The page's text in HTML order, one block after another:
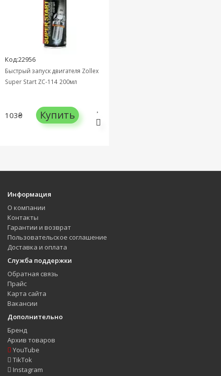
Код:22956
Быстрый запуск двигателя Zollex
Super Start ZC-114 200мл
103₴ Купить
Информация
О компании
Контакты
Гарантии и возврат
Пользовательское соглашение
Доставка и оплата
Служба поддержки
Обратная связь
Прайс
Карта сайта
Вакансии
Дополнительно
Бренд
Архив товаров
YouTube
TikTok
Instagram